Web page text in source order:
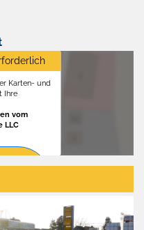
Karten- und
Ihre
vom
LLC